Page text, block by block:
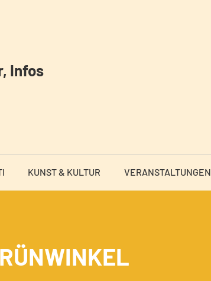
Infos
KUNST & KULTUR VERANSTALTUNGEN